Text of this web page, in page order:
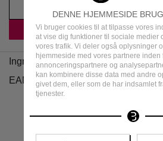
DENNE HJEMMESIDE
Vi bruger cookies til at tilpasse vores
at vise dig funktioner til sociale medier
vores trafik. Vi deler også oplysninger
hjemmeside med vores partnere inden
annonceringspartnere og
kan kombinere disse data med andre
givet dem, eller som de har indsamlet
tjenester.
Ingredienser
EAN